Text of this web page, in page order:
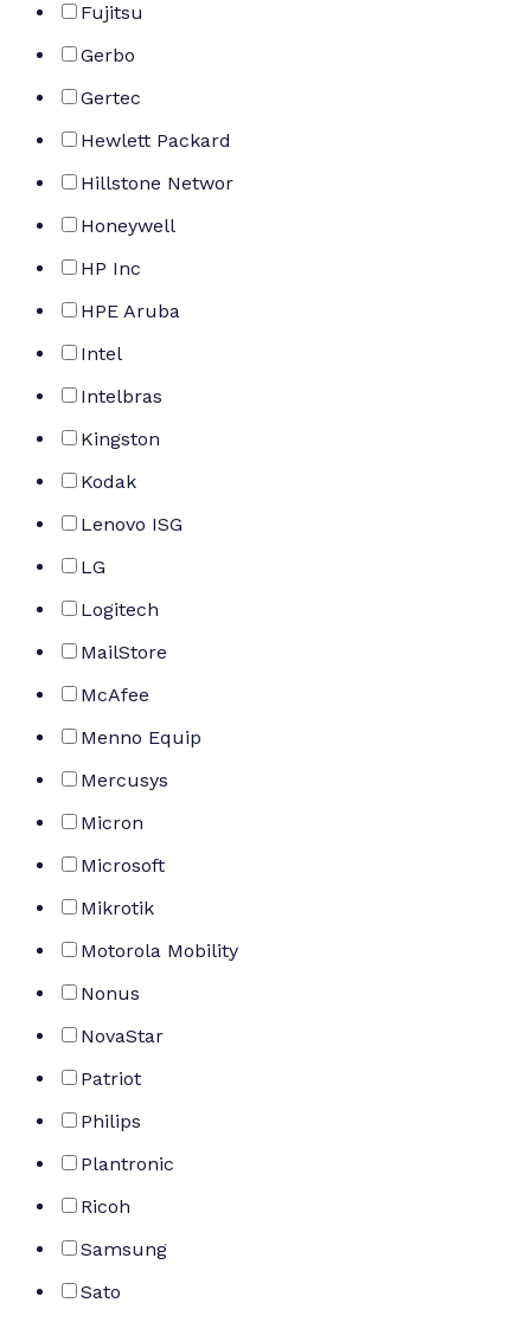
Fujitsu
Gerbo
Gertec
Hewlett Packard
Hillstone Networ
Honeywell
HP Inc
HPE Aruba
Intel
Intelbras
Kingston
Kodak
Lenovo ISG
LG
Logitech
MailStore
McAfee
Menno Equip
Mercusys
Micron
Microsoft
Mikrotik
Motorola Mobility
Nonus
NovaStar
Patriot
Philips
Plantronic
Ricoh
Samsung
Sato